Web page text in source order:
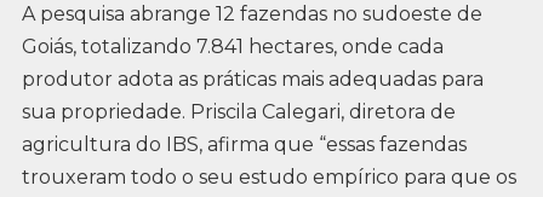
A pesquisa abrange 12 fazendas no sudoeste de
Goiás, totalizando 7.841 hectares, onde cada
produtor adota as práticas mais adequadas para
sua propriedade. Priscila Calegari, diretora de
agricultura do IBS, afirma que “essas fazendas
trouxeram todo o seu estudo empírico para que os